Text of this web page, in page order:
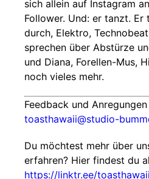
sich allein auf Instagram
Follower. Und: er tanzt.
durch, Elektro,
sprechen über Abstürze
und Diana, Forellen-Mus,
noch vieles mehr.
Feedback und
toasthawaii@studio-
Du möchtest mehr über
erfahren? Hier findest du
https://linktr.ee/